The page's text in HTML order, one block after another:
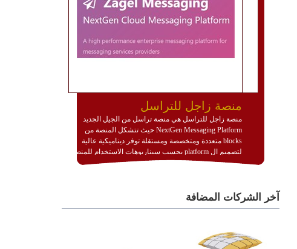
منصة زاجل للتراسل
منصة زاجل للتراسل هي منصة تراسل من الجيل الجديد
NextGen Messaging Platform حيث تتشكل المنصة من
blocks متعددة ومتخصصة ومستقلة توفر ديناميكية عالية
لتصميم ال platform بحسب سيناريوهات الاستخدام للمنصة
وتتوافق مع النشر والاستثمار ضمن بيئة استضافة dedicated
تخدم أي سيناريو تراسل مهما كان معقدا عبر إضافة ومعايرة
عناصر ديناميكية (dynamic items) وتجهيز إعدادات التواصل
http://www.plutosms.com/zagel
آخر الشركات المضافة